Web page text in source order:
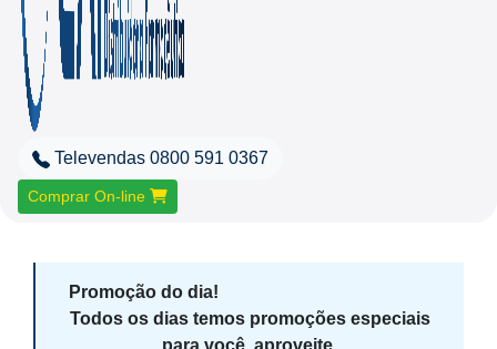
Televendas 0800 591 0367
Comprar On-line
Promoção do dia!
Todos os dias temos promoções especiais
para você, aproveite.